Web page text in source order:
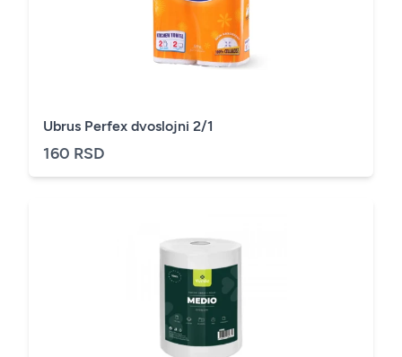
Ubrus Perfex dvoslojni 2/1
160 RSD